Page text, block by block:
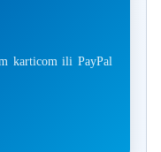
karticom ili PayPal